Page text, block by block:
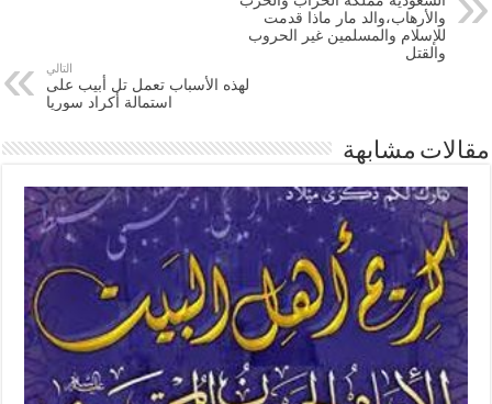
والأرهاب،والد مار ماذا قدمت
للإسلام والمسلمين غير الحروب
والقتل
التالي
لهذه الأسباب تعمل تل أبيب على
استمالة أكراد سوريا
مقالات مشابهة